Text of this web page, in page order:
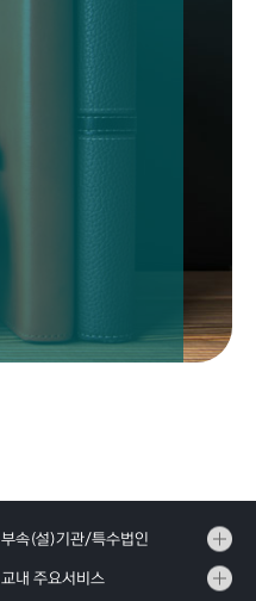
부속(설)기관/특수법인
교내 주요서비스